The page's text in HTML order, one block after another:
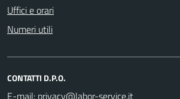
Uffici e orari
Numeri utili
CONTATTI D.P.O.
E-mail: